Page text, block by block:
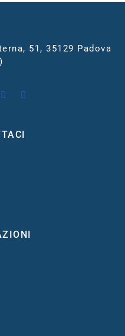
51, 35129 Padova